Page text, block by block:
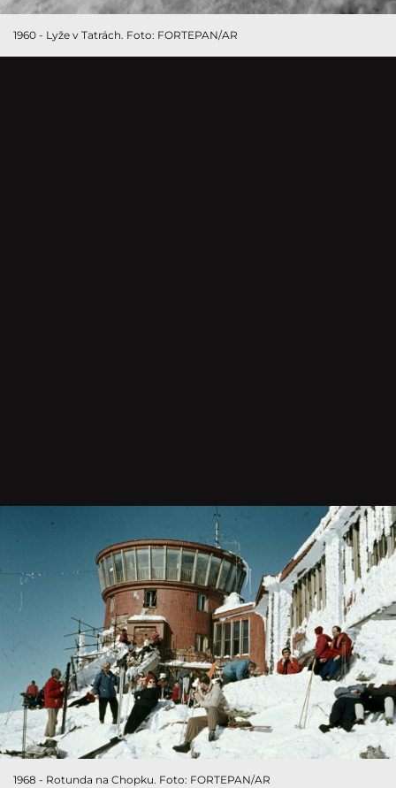
1960 - Lyže v Tatrách. Foto: FORTEPAN/AR
1968 - Rotunda na Chopku. Foto: FORTEPAN/AR